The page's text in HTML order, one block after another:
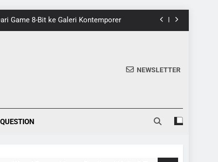
Game 8-Bit ke Galeri Kontemporer
di Tomohon yang Wajib Dikunjungi
NEWSLETTER